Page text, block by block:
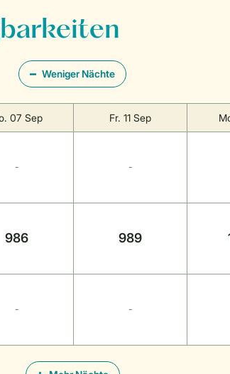
Weniger Nächte
07 Sep Fr. 11 Sep
- -
986 989
- -